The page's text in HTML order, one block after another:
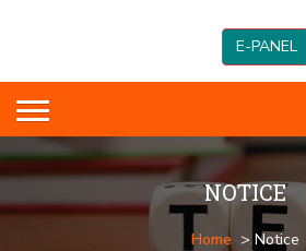
E-PANEL
NOTICE
Home > Notice